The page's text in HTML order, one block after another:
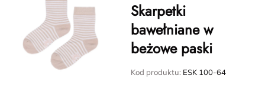
Skarpetki
bawełniane w
beżowe paski
Kod produktu: ESK 100-64